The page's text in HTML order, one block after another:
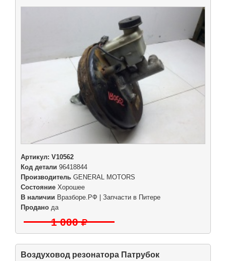
Артикул: V10562
Код детали 96418844
Производитель GENERAL MOTORS
Состояние Хорошее
В наличии Вразборе.РФ | Запчасти в Питере
Продано да
1 000
Воздуховод резонатора Патрубок